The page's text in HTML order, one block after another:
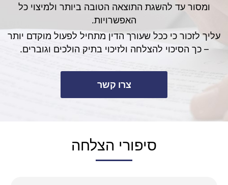
ומסור עד להשגת התוצאה הטובה ביותר ולמיצוי כל
האפשרויות.
עליך לזכור כי ככל שעורך הדין מתחיל לפעול מוקדם יותר
– כך הסיכוי להצלחה ולזיכוי בתיק הולכים וגוברים.
צרו קשר
סיפורי הצלחה